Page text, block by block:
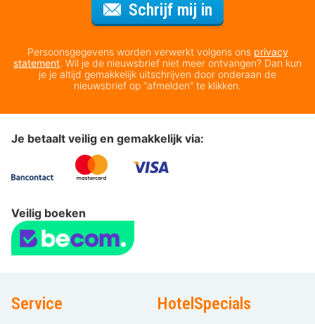
Schrijf mij in
Persoonsgegevens worden verwerkt volgens ons privacy
statement. Wil je de nieuwsbrief niet meer ontvangen? Dan kun
je je altijd gemakkelijk uitschrijven door onderaan de
nieuwsbrief op “afmelden” te klikken.
Je betaalt veilig en gemakkelijk via:
Veilig boeken
Service HotelSpecials